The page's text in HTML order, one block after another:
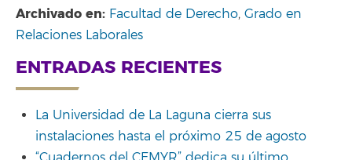
Archivado en: Facultad de Derecho, Grado en
Relaciones Laborales
ENTRADAS RECIENTES
La Universidad de La Laguna cierra sus
instalaciones hasta el próximo 25 de agosto